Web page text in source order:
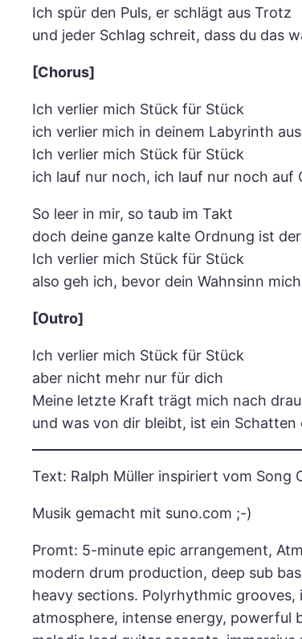
Ich spür den Puls, er schlägt aus Trotz
und jeder Schlag schreit, dass du das
[Chorus]
Ich verlier mich Stück für Stück
ich verlier mich in deinem Labyrinth
Ich verlier mich Stück für Stück
ich lauf nur noch, ich lauf nur noch auf
So leer in mir, so taub im Takt
doch deine ganze kalte Ordnung ist
Ich verlier mich Stück für Stück
also geh ich, bevor dein Wahnsinn
[Outro]
Ich verlier mich Stück für Stück
aber nicht mehr nur für dich
Meine letzte Kraft trägt mich nach
und was von dir bleibt, ist ein Schatten
Text: Ralph Müller inspiriert vom Song
Musik gemacht mit suno.com ;-)
Promt: 5-minute epic arrangement,
modern drum production, deep sub
heavy sections. Polyrhythmic
atmosphere, intense energy, powerful